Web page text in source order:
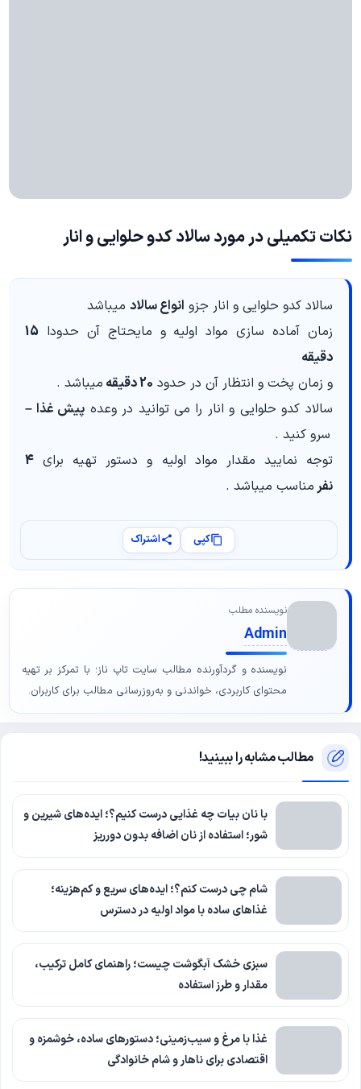
نکات تکمیلی در مورد سالاد کدو حلوایی و انار
سالاد کدو حلوایی و انار جزو انواع سالاد میباشد
زمان آماده سازی مواد اولیه و مایحتاج آن حدودا 15
دقیقه
و زمان پخت و انتظار آن در حدود 20 دقیقه
میباشد .
سالاد کدو حلوایی و انار را می توانید در وعده پیش غذا –
سرو کنید .
توجه نمایید مقدار مواد اولیه و دستور تهیه برای 4
نفرمناسب میباشد .
کپی اشتراک
نویسنده مطلب
Admin
نویسنده و گردآورنده مطالب سایت تاپ ناز؛ با تمرکز بر تهیه
محتوای کاربردی، خواندنی و به‌روزرسانی مطالب برای کاربران.
مطالب مشابه را ببینید!
با نان بیات چه غذایی درست کنیم؟؛ ایده‌های شیرین و
شور؛ استفاده از نان اضافه بدون دورریز
شام چی درست کنم؟؛ ایده‌های سریع و کم‌هزینه؛
غذاهای ساده با مواد اولیه در دسترس
سبزی خشک آبگوشت چیست؛ راهنمای کامل ترکیب،
مقدار و طرز استفاده
غذا با مرغ و سیب‌زمینی؛ دستورهای ساده، خوشمزه و
اقتصادی برای ناهار و شام خانوادگی